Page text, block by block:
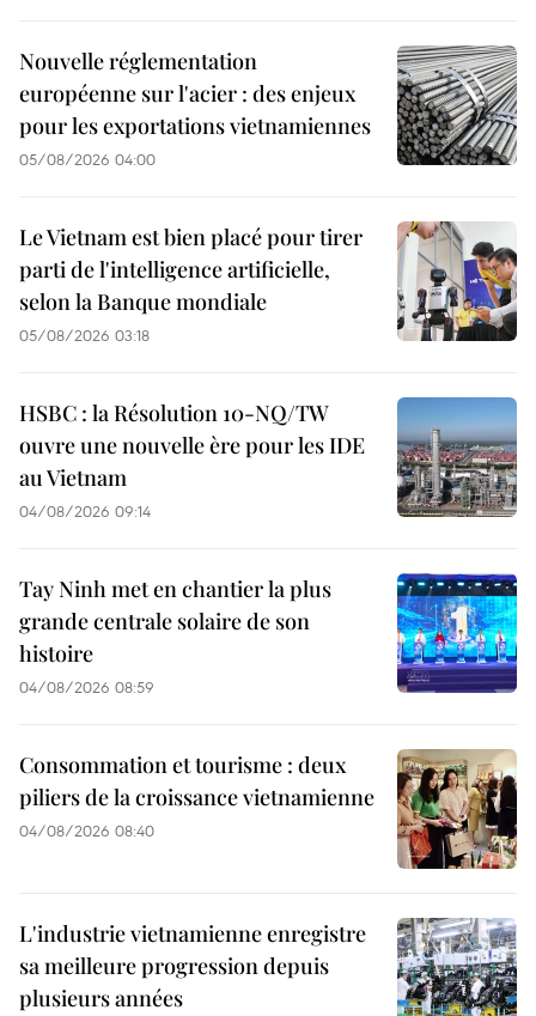
Nouvelle réglementation
européenne sur l'acier : des enjeux
pour les exportations vietnamiennes
05/08/2026 04:00
Le Vietnam est bien placé pour tirer
parti de l'intelligence artificielle,
selon la Banque mondiale
05/08/2026 03:18
HSBC : la Résolution 10-NQ/TW
ouvre une nouvelle ère pour les IDE
au Vietnam
04/08/2026 09:14
Tay Ninh met en chantier la plus
grande centrale solaire de son
histoire
04/08/2026 08:59
Consommation et tourisme : deux
piliers de la croissance vietnamienne
04/08/2026 08:40
L'industrie vietnamienne enregistre
sa meilleure progression depuis
plusieurs années